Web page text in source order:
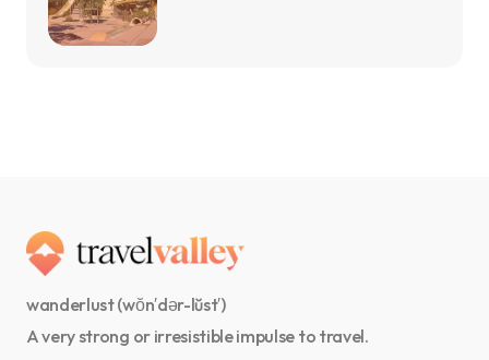
wanderlust (wŏn′dər-lŭst′)
A very strong or irresistible impulse to travel.